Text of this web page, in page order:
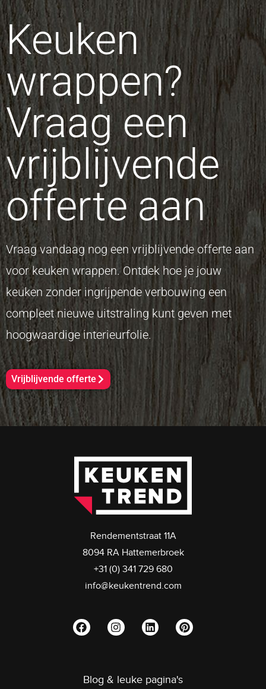
Keuken
wrappen?
Vraag een
vrijblijvende
offerte aan
Vraag vandaag nog een vrijblijvende offerte aan
voor keuken wrappen. Ontdek hoe je jouw
keuken zonder ingrijpende verbouwing een
compleet nieuwe uitstraling kunt geven met
hoogwaardige interieurfolie.
Vrijblijvende offerte
Rendementstraat 11A
8094 RA Hattemerbroek
+31 (0) 341 729 680
info@keukentrend.com
Blog & leuke pagina's